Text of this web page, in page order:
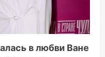
в любви Ване